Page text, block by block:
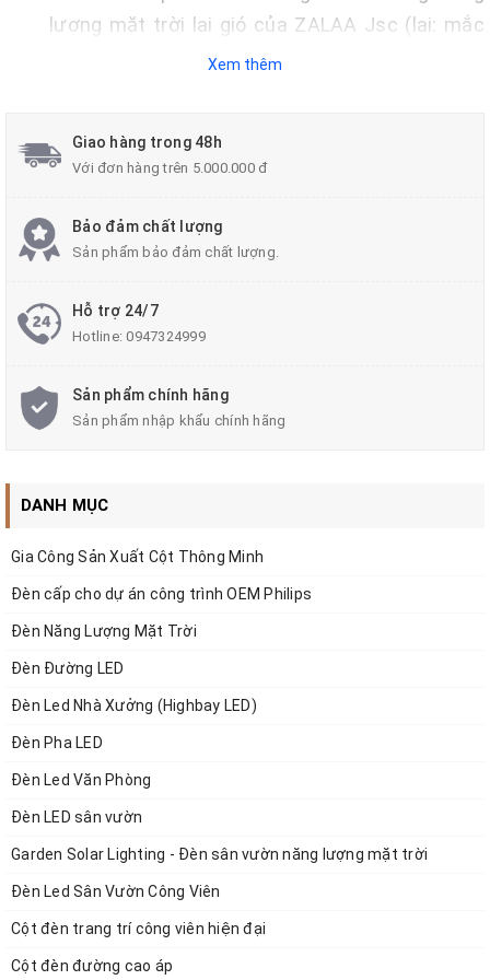
lượng mặt trời lai gió của ZALAA Jsc (lai: mắc
kết hợp, song song //) dành cho dự án chiếu
năng Dự trữ điện: từ 3 - 5 ngày mưa trở lại.
công trình ở nhiều địa phương chọn làm giải pháp
Xem thêm
Giao hàng trong 48h
Với đơn hàng trên 5.000.000 đ
Bảo đảm chất lượng
Sản phẩm bảo đảm chất lượng.
Hỗ trợ 24/7
Hotline:0947324999
Sản phẩm chính hãng
Sản phẩm nhập khẩu chính hãng
DANH MỤC
Gia Công Sản Xuất Cột Thông Minh
Đèn cấp cho dự án công trình OEM Philips
Đèn Năng Lượng Mặt Trời
Đèn Đường LED
Đèn Led Nhà Xưởng (Highbay LED)
Đèn Pha LED
Đèn Led Văn Phòng
Đèn LED sân vườn
Garden Solar Lighting - Đèn sân vườn năng lượng mặt trời
Đèn Led Sân Vườn Công Viên
Cột đèn trang trí công viên hiện đại
Cột đèn đường cao áp